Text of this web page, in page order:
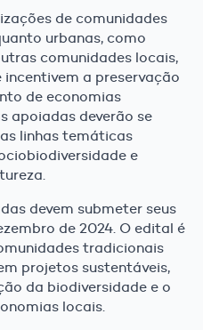
de comunidades
urbanas, como
comunidades locais,
a preservação
de economias
apoiadas deverão se
linhas temáticas
e
devem submeter seus
de 2024. O edital é
tradicionais
projetos sustentáveis,
da biodiversidade e o
locais.